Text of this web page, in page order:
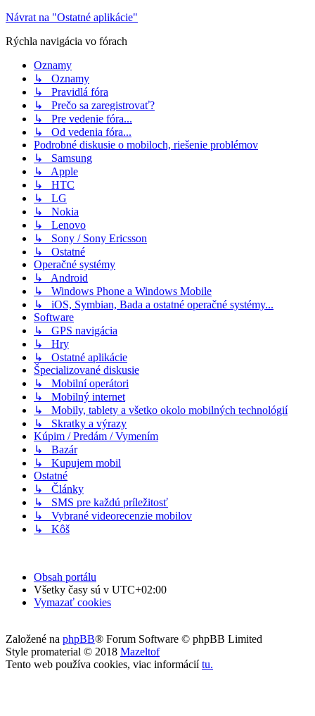
Návrat na "Ostatné aplikácie"
Rýchla navigácia vo fórach
Oznamy
↳ Oznamy
↳ Pravidlá fóra
↳ Prečo sa zaregistrovať?
↳ Pre vedenie fóra...
↳ Od vedenia fóra...
Podrobné diskusie o mobiloch, riešenie problémov
↳ Samsung
↳ Apple
↳ HTC
↳ LG
↳ Nokia
↳ Lenovo
↳ Sony / Sony Ericsson
↳ Ostatné
Operačné systémy
↳ Android
↳ Windows Phone a Windows Mobile
↳ iOS, Symbian, Bada a ostatné operačné systémy...
Software
↳ GPS navigácia
↳ Hry
↳ Ostatné aplikácie
Špecializované diskusie
↳ Mobilní operátori
↳ Mobilný internet
↳ Mobily, tablety a všetko okolo mobilných technológií
↳ Skratky a výrazy
Kúpim / Predám / Vymením
↳ Bazár
↳ Kupujem mobil
Ostatné
↳ Články
↳ SMS pre každú príležitosť
↳ Vybrané videorecenzie mobilov
↳ Kôš
Obsah portálu
Všetky časy sú v UTC+02:00
Vymazať cookies
Založené na phpBB® Forum Software © phpBB Limited
Style promaterial © 2018 Mazeltof
Tento web používa cookies, viac informáciítu.